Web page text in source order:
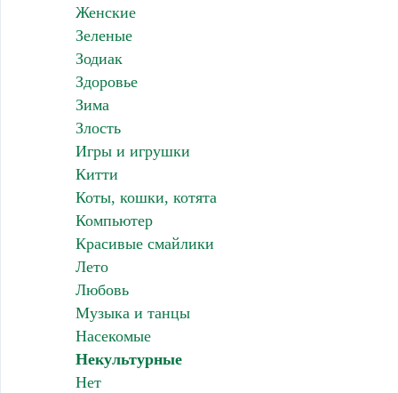
Женские
Зеленые
Зодиак
Здоровье
Зима
Злость
Игры и игрушки
Китти
Коты, кошки, котята
Компьютер
Красивые смайлики
Лето
Любовь
Музыка и танцы
Насекомые
Некультурные
Нет